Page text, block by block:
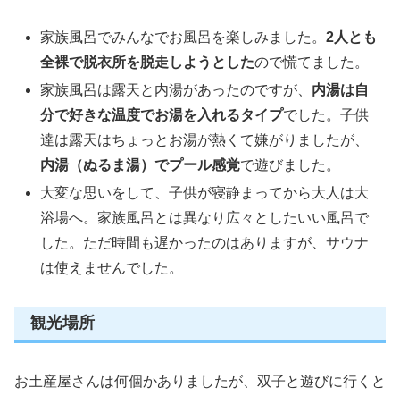
家族風呂でみんなでお風呂を楽しみました。2人とも
全裸で脱衣所を脱走しようとしたので慌てました。
家族風呂は露天と内湯があったのですが、 内湯は自
分で好きな温度でお湯を入れるタイプでした。子供
達は露天はちょっとお湯が熱くて嫌がりましたが、
内湯（ぬるま湯）でプール感覚で遊びました。
大変な思いをして、子供が寝静まってから大人は大
浴場へ。家族風呂とは異なり広々としたいい風呂で
した。ただ時間も遅かったのはありますが、サウナ
は使えませんでした。
観光場所
お土産屋さんは何個かありましたが、双子と遊びに行くと